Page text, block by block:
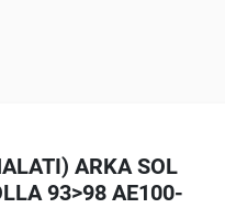
ARKA SOL
93>98 AE100-